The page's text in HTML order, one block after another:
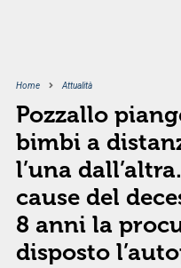
Home Attualità
Pozzallo
bimbi a
l’una
cause del
8 anni la
disposto